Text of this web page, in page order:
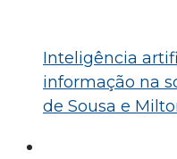
Inteligência
informação na
de Sousa e